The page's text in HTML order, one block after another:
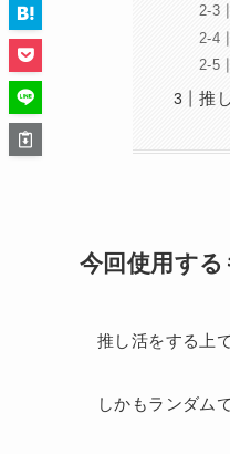
推
今回使用する
推し活をする上
しかもランダム